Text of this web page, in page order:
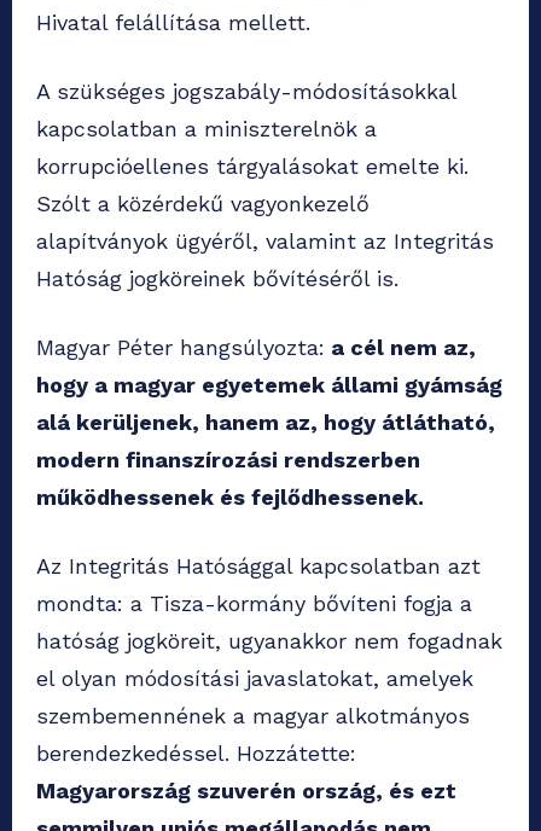
Hivatal felállítása mellett.
A szükséges jogszabály-módosításokkal
kapcsolatban a miniszterelnök a
korrupcióellenes tárgyalásokat emelte ki.
Szólt a közérdekű vagyonkezelő
alapítványok ügyéről, valamint az Integritás
Hatóság jogköreinek bővítéséről is.
Magyar Péter hangsúlyozta: a cél nem az,
hogy a magyar egyetemek állami gyámság
alá kerüljenek, hanem az, hogy átlátható,
modern finanszírozási rendszerben
működhessenek és fejlődhessenek.
Az Integritás Hatósággal kapcsolatban azt
mondta: a Tisza-kormány bővíteni fogja a
hatóság jogköreit, ugyanakkor nem fogadnak
el olyan módosítási javaslatokat, amelyek
szembemennének a magyar alkotmányos
berendezkedéssel. Hozzátette:
Magyarország szuverén ország, és ezt